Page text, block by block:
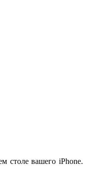
столе вашего iPhone.